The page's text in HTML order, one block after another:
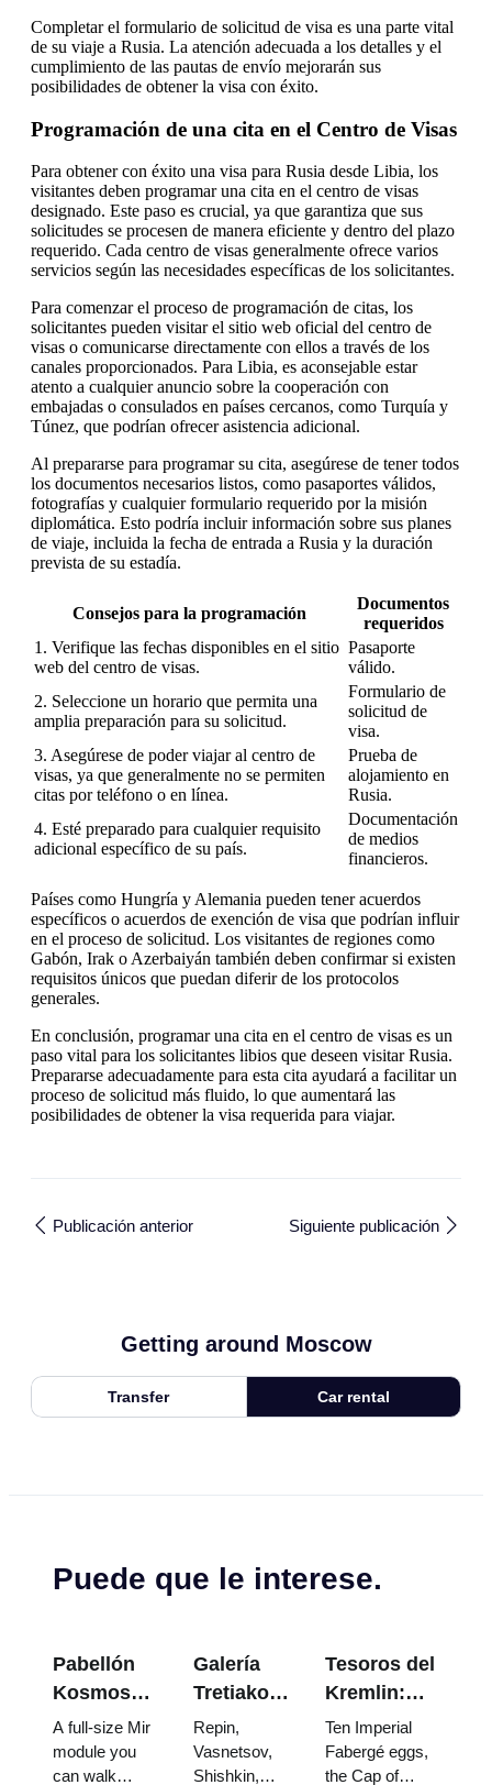
Completar el formulario de solicitud de visa es una parte vital
de su viaje a Rusia. La atención adecuada a los detalles y el
cumplimiento de las pautas de envío mejorarán sus
posibilidades de obtener la visa con éxito.
Programación de una cita en el Centro de Visas
Para obtener con éxito una visa para Rusia desde Libia, los
visitantes deben programar una cita en el centro de visas
designado. Este paso es crucial, ya que garantiza que sus
solicitudes se procesen de manera eficiente y dentro del plazo
requerido. Cada centro de visas generalmente ofrece varios
servicios según las necesidades específicas de los solicitantes.
Para comenzar el proceso de programación de citas, los
solicitantes pueden visitar el sitio web oficial del centro de
visas o comunicarse directamente con ellos a través de los
canales proporcionados. Para Libia, es aconsejable estar
atento a cualquier anuncio sobre la cooperación con
embajadas o consulados en países cercanos, como Turquía y
Túnez, que podrían ofrecer asistencia adicional.
Al prepararse para programar su cita, asegúrese de tener todos
los documentos necesarios listos, como pasaportes válidos,
fotografías y cualquier formulario requerido por la misión
diplomática. Esto podría incluir información sobre sus planes
de viaje, incluida la fecha de entrada a Rusia y la duración
prevista de su estadía.
Consejos para la programación
Documentos
requeridos
1. Verifique las fechas disponibles en el sitio
web del centro de visas.
Pasaporte
válido.
2. Seleccione un horario que permita una
amplia preparación para su solicitud.
Formulario de
solicitud de
visa.
3. Asegúrese de poder viajar al centro de
visas, ya que generalmente no se permiten
citas por teléfono o en línea.
Prueba de
alojamiento en
Rusia.
4. Esté preparado para cualquier requisito
adicional específico de su país.
Documentación
de medios
financieros.
Países como Hungría y Alemania pueden tener acuerdos
específicos o acuerdos de exención de visa que podrían influir
en el proceso de solicitud. Los visitantes de regiones como
Gabón, Irak o Azerbaiyán también deben confirmar si existen
requisitos únicos que puedan diferir de los protocolos
generales.
En conclusión, programar una cita en el centro de visas es un
paso vital para los solicitantes libios que deseen visitar Rusia.
Prepararse adecuadamente para esta cita ayudará a facilitar un
proceso de solicitud más fluido, lo que aumentará las
posibilidades de obtener la visa requerida para viajar.
Publicación anterior Siguiente publicación
Getting around Moscow
Transfer Car rental
Puede que le interese.
Pabellón
Kosmos
en VDNKh:
Dentro de
la
A full-size Mir
module you
can walk
Galería
Tretiakov:
Las obras
maestras
que valen
Repin,
Vasnetsov,
Shishkin,
Tesoros del
Kremlin:
Huevos
Fabergé,
Tronos y
Ten Imperial
Fabergé eggs,
the Cap of